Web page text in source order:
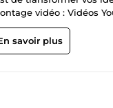
vidéo : Vidéos
et interviews
transitions
du format selon la
savoir plus